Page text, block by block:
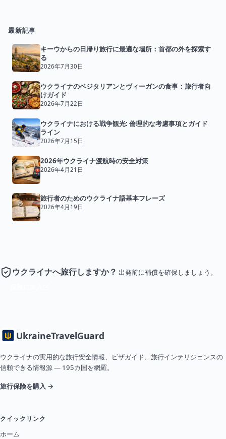
最新記事
キーウからの日帰り旅行に最適な場所：首都の外を探索す
る
2026年7月30日
ウクライナのベジタリアンとヴィーガンの食事：旅行者向
けガイド
2026年7月22日
ウクライナにおける戦争観光: 倫理的な考慮事項とガイド
ライン
2026年7月15日
2026年ウクライナ渡航時の安全対策
2026年4月21日
旅行者のためのウクライナ語基本フレーズ
2026年4月19日
ウクライナへ旅行しますか？ 出発前に補償を確保しましょう。
UkraineTravelGuard
ウクライナの実用的な旅行安全情報、ビザガイド、旅行インテリジェンスの
信頼できる情報源 — 195カ国を網羅。
旅行保険を購入 →
クイックリンク
ホーム